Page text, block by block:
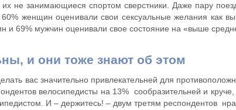
не занимающиеся спортом сверстники. Даже пару
женщин оценивали свои сексуальные желания как
и 69% мужчин оценивали свое состояние на «выше
и они тоже знают об этом
вас значительно привлекательней для
велосипедисты на 13% сообразительней и
И – держитесь! – двум третям респондентов